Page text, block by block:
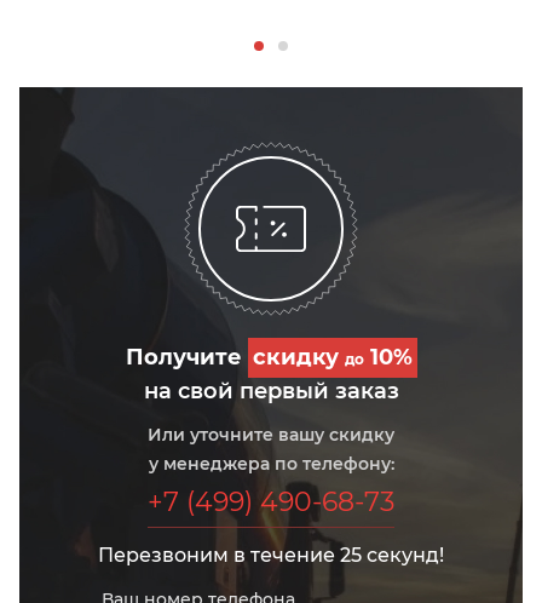
Получите скидку до10%
на свой первый заказ
Или уточните вашу скидку
у менеджера по телефону:
+7 (499) 490-68-73
Перезвоним в течение 25 секунд!